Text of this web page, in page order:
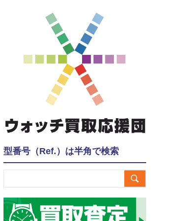
型番号（Ref.）は半角で検索
